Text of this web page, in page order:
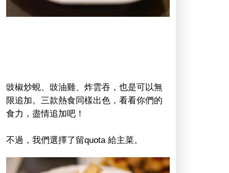
豉椒炒蜆、豉油雞、炸雲吞，也是可以無
限追加。三款熱食同樣出色，看看你們的
食力，盡情追加吧！
不過，我們選擇了留quota 給主菜。